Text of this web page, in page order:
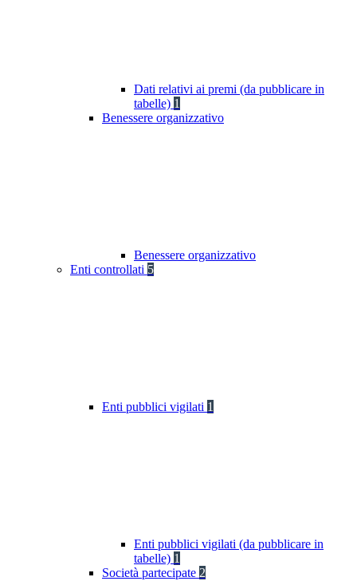
Dati relativi ai premi (da pubblicare in
tabelle) 1
Benessere organizzativo
Benessere organizzativo
Enti controllati 5
Enti pubblici vigilati 1
Enti pubblici vigilati (da pubblicare in
tabelle) 1
Società partecipate 2